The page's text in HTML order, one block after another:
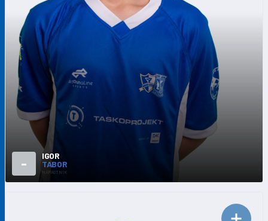
-
IGOR
TABOR
NAPASTNIK